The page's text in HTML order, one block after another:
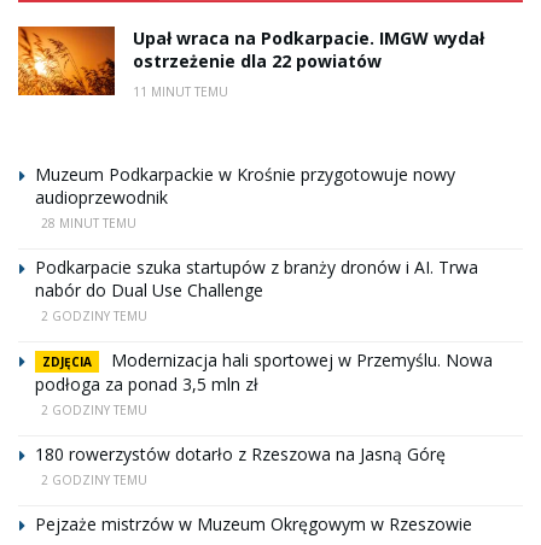
Upał wraca na Podkarpacie. IMGW wydał
ostrzeżenie dla 22 powiatów
11 MINUT TEMU
Muzeum Podkarpackie w Krośnie przygotowuje nowy
audioprzewodnik
28 MINUT TEMU
Podkarpacie szuka startupów z branży dronów i AI. Trwa
nabór do Dual Use Challenge
2 GODZINY TEMU
ZDJĘCIA
Modernizacja hali sportowej w Przemyślu. Nowa
podłoga za ponad 3,5 mln zł
2 GODZINY TEMU
180 rowerzystów dotarło z Rzeszowa na Jasną Górę
2 GODZINY TEMU
Pejzaże mistrzów w Muzeum Okręgowym w Rzeszowie